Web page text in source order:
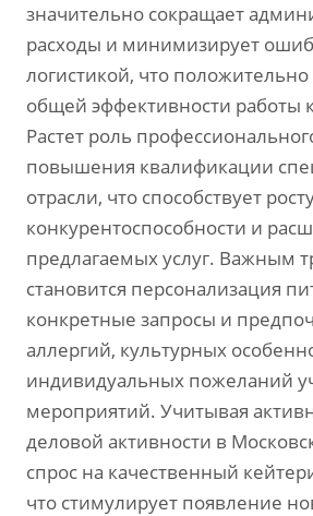
значительно сокращает
расходы и минимизирует
логистикой, что положительно
общей эффективности работы
Растет роль
повышения квалификации
отрасли, что способствует
конкурентоспособности и
предлагаемых услуг. Важным
становится персонализация
конкретные запросы и
аллергий, культурных
индивидуальных пожеланий
мероприятий. Учитывая
деловой активности в
спрос на качественный
что стимулирует появление